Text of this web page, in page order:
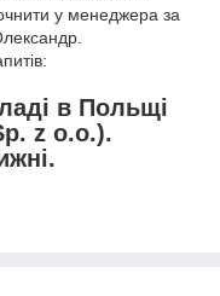
у менеджера за
в Польщі
z o.o.).